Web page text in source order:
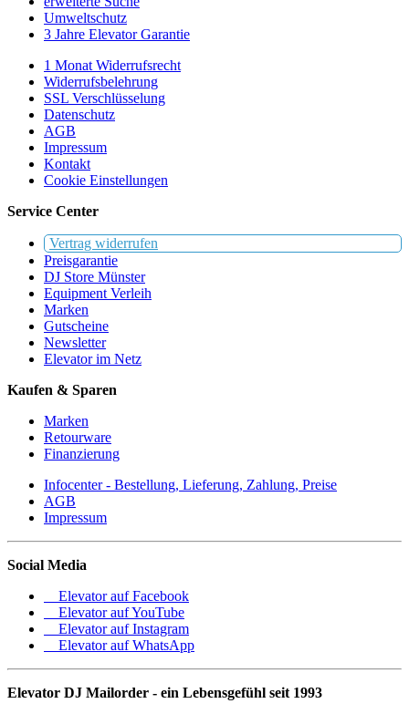
Umweltschutz
3 Jahre Elevator Garantie
1 Monat Widerrufsrecht
Widerrufsbelehrung
SSL Verschlüsselung
Datenschutz
AGB
Impressum
Kontakt
Cookie Einstellungen
Service Center
Vertrag widerrufen
Preisgarantie
DJ Store Münster
Equipment Verleih
Marken
Gutscheine
Newsletter
Elevator im Netz
Kaufen & Sparen
Marken
Retourware
Finanzierung
Infocenter - Bestellung, Lieferung, Zahlung, Preise
AGB
Impressum
Social Media
Elevator auf Facebook
Elevator auf YouTube
Elevator auf Instagram
Elevator auf WhatsApp
Elevator DJ Mailorder - ein Lebensgefühl seit 1993